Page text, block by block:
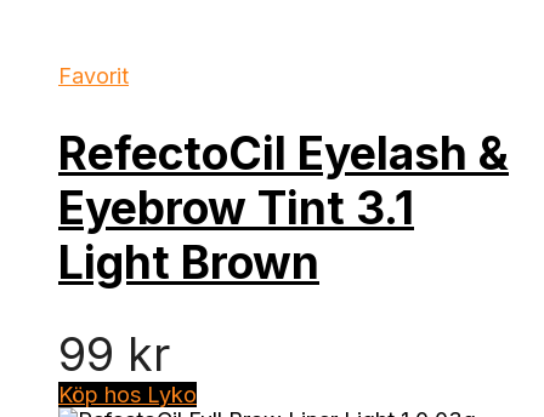
Favorit
RefectoCil Eyelash &
Eyebrow Tint 3.1
Light Brown
99 kr
Köp hos Lyko